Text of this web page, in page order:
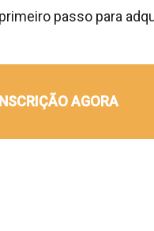
passo para
AGORA